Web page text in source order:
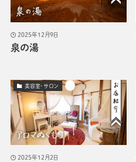
泉の湯
2025年12月9日
美容室・サロン
2025年12月2日